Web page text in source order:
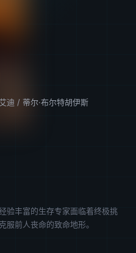
迪 / 蒂尔·布尔特胡伊斯
验丰富的生存专家面临着终极挑
服前人丧命的致命地形。